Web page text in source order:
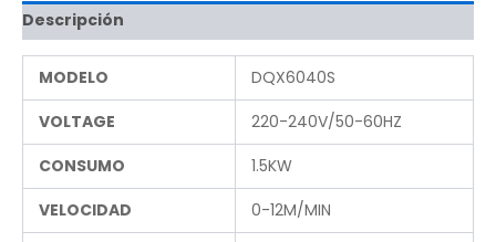
Descripción
MODELO
DQX6040S
VOLTAGE
220-240V/50-60HZ
CONSUMO
1.5KW
VELOCIDAD
0-12M/MIN